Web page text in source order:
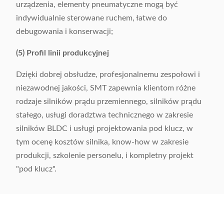
urządzenia, elementy pneumatyczne mogą być
indywidualnie sterowane ruchem, łatwe do
debugowania i konserwacji;
(5) Profil linii produkcyjnej
Dzięki dobrej obsłudze, profesjonalnemu zespołowi i
niezawodnej jakości, SMT zapewnia klientom różne
rodzaje silników prądu przemiennego, silników prądu
stałego, usługi doradztwa technicznego w zakresie
silników BLDC i usługi projektowania pod klucz, w
tym ocenę kosztów silnika, know-how w zakresie
produkcji, szkolenie personelu, i kompletny projekt
"pod klucz".